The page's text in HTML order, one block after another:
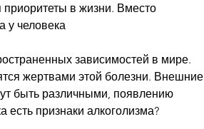
приоритеты в жизни. Вместо
у человека
зависимостей в мире.
жертвами этой болезни. Внешние
быть различными, появлению
есть признаки алкоголизма?